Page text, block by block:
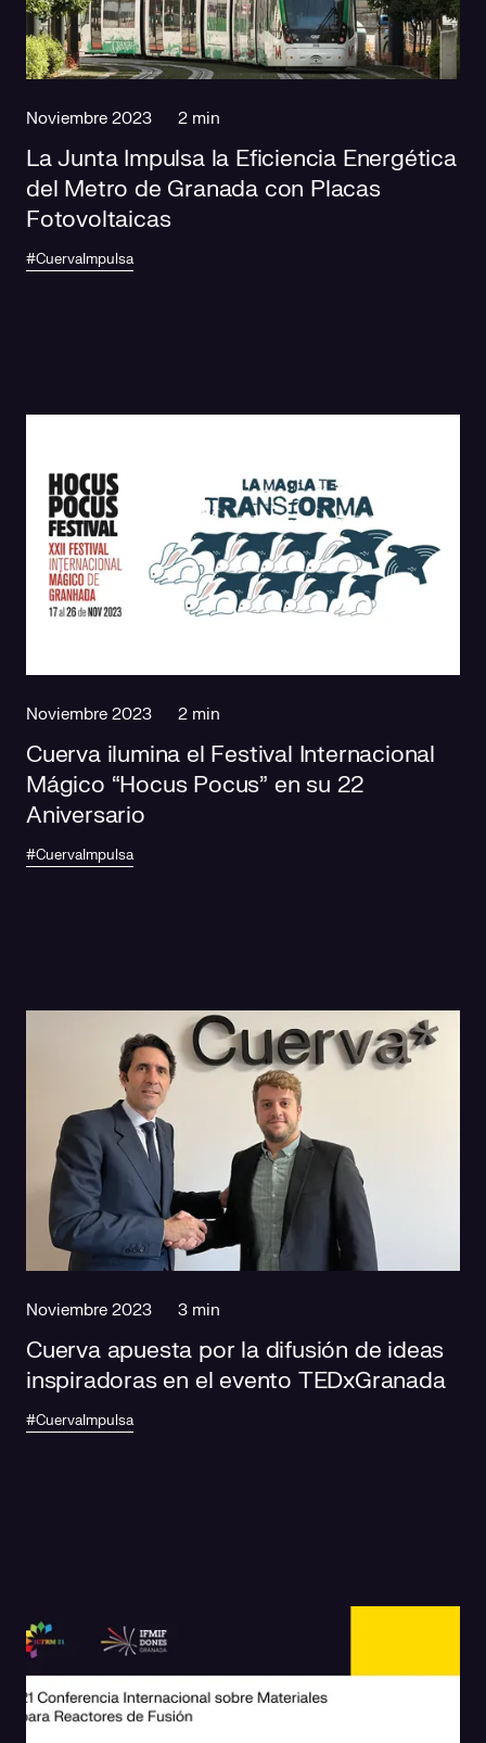
Noviembre 2023 2 min
La Junta Impulsa la Eficiencia Energética
del Metro de Granada con Placas
Fotovoltaicas
#CuervaImpulsa
Noviembre 2023 2 min
Cuerva ilumina el Festival Internacional
Mágico “Hocus Pocus” en su 22
Aniversario
#CuervaImpulsa
Noviembre 2023 3 min
Cuerva apuesta por la difusión de ideas
inspiradoras en el evento TEDxGranada
#CuervaImpulsa